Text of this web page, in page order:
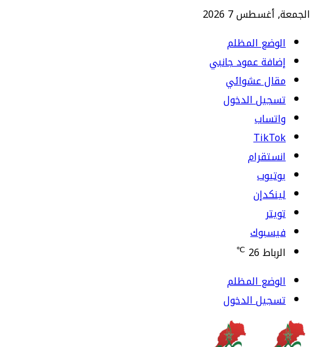
الجمعة, أغسطس 7 2026
الوضع المظلم
إضافة عمود جانبي
مقال عشوائي
تسجيل الدخول
واتساب
TikTok
انستقرام
يوتيوب
لينكدإن
تويتر
فيسبوك
الرباط26
℃
الوضع المظلم
تسجيل الدخول